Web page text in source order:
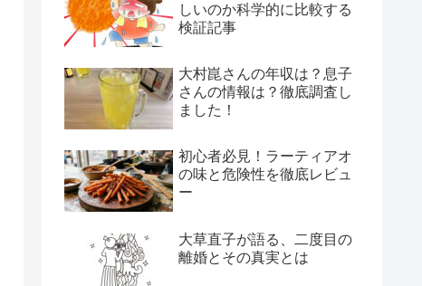
しいのか科学的に比較する
検証記事
大村崑さんの年収は？息子
さんの情報は？徹底調査し
ました！
初心者必見！ラーティアオ
の味と危険性を徹底レビュ
ー
大草直子が語る、二度目の
離婚とその真実とは